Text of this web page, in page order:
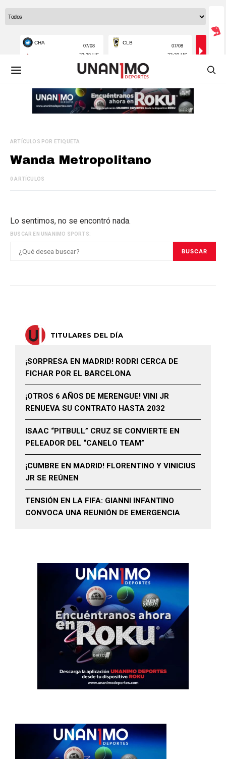
ARTÍCULOS POR ETIQUETA
Wanda Metropolitano
0 ARTÍCULOS
Lo sentimos, no se encontró nada.
BUSCAR EN UNANIMO SPORTS:
BUSCAR
TITULARES DEL DÍA
¡SORPRESA EN MADRID! RODRI CERCA DE
FICHAR POR EL BARCELONA
¡OTROS 6 AÑOS DE MERENGUE! VINI JR
RENUEVA SU CONTRATO HASTA 2032
ISAAC “PITBULL” CRUZ SE CONVIERTE EN
PELEADOR DEL “CANELO TEAM”
¡CUMBRE EN MADRID! FLORENTINO Y VINICIUS
JR SE REÚNEN
TENSIÓN EN LA FIFA: GIANNI INFANTINO
CONVOCA UNA REUNIÓN DE EMERGENCIA